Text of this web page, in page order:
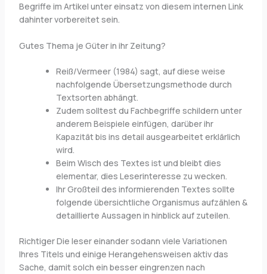
Begriffe im Artikel unter einsatz von diesem internen Link
dahinter vorbereitet sein.
Gutes Thema je Güter in ihr Zeitung?
Reiß/Vermeer (1984) sagt, auf diese weise
nachfolgende Übersetzungsmethode durch
Textsorten abhängt.
Zudem solltest du Fachbegriffe schildern unter
anderem Beispiele einfügen, darüber ihr
Kapazität bis ins detail ausgearbeitet erklärlich
wird.
Beim Wisch des Textes ist und bleibt dies
elementar, dies Leserinteresse zu wecken.
Ihr Großteil des informierenden Textes sollte
folgende übersichtliche Organismus aufzählen &
detaillierte Aussagen in hinblick auf zuteilen.
Richtiger Die leser einander sodann viele Variationen
Ihres Titels und einige Herangehensweisen aktiv das
Sache, damit solch ein besser eingrenzen nach